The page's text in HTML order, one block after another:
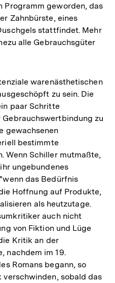
Programm geworden, das
Zahnbürste, eines
stattfindet. Mehr
alle Gebrauchsgüter
warenästhetischen
zu sein. Die
paar Schritte
zu
gewachsenen
bestimmte
Wenn Schiller mutmaßte,
ungebundenes
das Bedürfnis
Hoffnung auf Produkte,
als heutzutage.
auch nicht
von Fiktion und Lüge
Kritik an der
nachdem im 19.
Romans begann, so
sobald das